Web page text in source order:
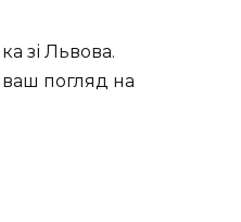
зі Львова.
ваш погляд на